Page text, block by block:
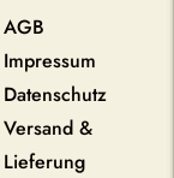
AGB
Impressum
Datenschutz
Versand &
Lieferung